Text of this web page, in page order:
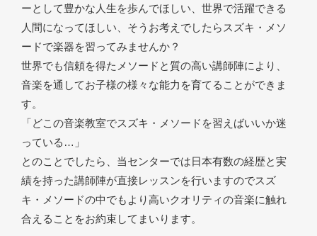
ーとして豊かな人生を歩んでほしい、世界で活躍できる
人間になってほしい、そうお考えでしたらスズキ・メソ
ードで楽器を習ってみませんか？
世界でも信頼を得たメソードと質の高い講師陣により、
音楽を通してお子様の様々な能力を育てることができま
す。
「どこの音楽教室でスズキ・メソードを習えばいいか迷
っている…」
とのことでしたら、当センターでは日本有数の経歴と実
績を持った講師陣が直接レッスンを行いますのでスズ
キ・メソードの中でもより高いクオリティの音楽に触れ
合えることをお約束してまいります。